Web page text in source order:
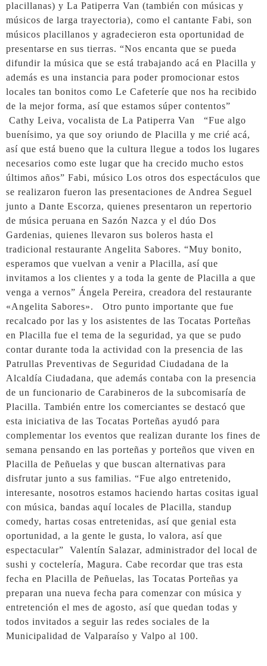
placillanas) y La Patiperra Van (también con músicas y
músicos de larga trayectoria), como el cantante Fabi, son
músicos placillanos y agradecieron esta oportunidad de
presentarse en sus tierras. “Nos encanta que se pueda
difundir la música que se está trabajando acá en Placilla y
además es una instancia para poder promocionar estos
locales tan bonitos como Le Cafeteríe que nos ha recibido
de la mejor forma, así que estamos súper contentos”
Cathy Leiva, vocalista de La Patiperra Van “Fue algo
buenísimo, ya que soy oriundo de Placilla y me crié acá,
así que está bueno que la cultura llegue a todos los lugares
necesarios como este lugar que ha crecido mucho estos
últimos años” Fabi, músico Los otros dos espectáculos que
se realizaron fueron las presentaciones de Andrea Seguel
junto a Dante Escorza, quienes presentaron un repertorio
de música peruana en Sazón Nazca y el dúo Dos
Gardenias, quienes llevaron sus boleros hasta el
tradicional restaurante Angelita Sabores. “Muy bonito,
esperamos que vuelvan a venir a Placilla, así que
invitamos a los clientes y a toda la gente de Placilla a que
venga a vernos” Ángela Pereira, creadora del restaurante
«Angelita Sabores». Otro punto importante que fue
recalcado por las y los asistentes de las Tocatas Porteñas
en Placilla fue el tema de la seguridad, ya que se pudo
contar durante toda la actividad con la presencia de las
Patrullas Preventivas de Seguridad Ciudadana de la
Alcaldía Ciudadana, que además contaba con la presencia
de un funcionario de Carabineros de la subcomisaría de
Placilla. También entre los comerciantes se destacó que
esta iniciativa de las Tocatas Porteñas ayudó para
complementar los eventos que realizan durante los fines de
semana pensando en las porteñas y porteños que viven en
Placilla de Peñuelas y que buscan alternativas para
disfrutar junto a sus familias. “Fue algo entretenido,
interesante, nosotros estamos haciendo hartas cositas igual
con música, bandas aquí locales de Placilla, standup
comedy, hartas cosas entretenidas, así que genial esta
oportunidad, a la gente le gusta, lo valora, así que
espectacular” Valentín Salazar, administrador del local de
sushi y coctelería, Magura. Cabe recordar que tras esta
fecha en Placilla de Peñuelas, las Tocatas Porteñas ya
preparan una nueva fecha para comenzar con música y
entretención el mes de agosto, así que quedan todas y
todos invitados a seguir las redes sociales de la
Municipalidad de Valparaíso y Valpo al 100.